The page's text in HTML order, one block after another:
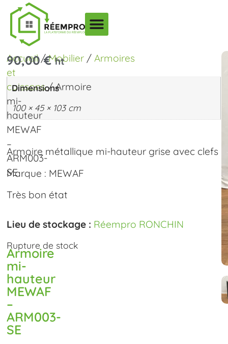
Accueil/Mobilier /Armoires
et
caissons/ Armoire
mi-
hauteur
MEWAF
–
ARM003-
SE
Armoire
mi-
hauteur
MEWAF
–
ARM003-
SE
90,00€ ht
Dimensions
100 × 45 × 103 cm
Armoire métallique mi-hauteur grise avec clefs
Marque : MEWAF
Très bon état
Lieu de stockage : Réempro RONCHIN
Rupture de stock